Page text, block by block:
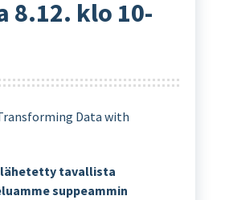
8.12. klo 10-
Data with
lähetetty tavallista
suppeammin